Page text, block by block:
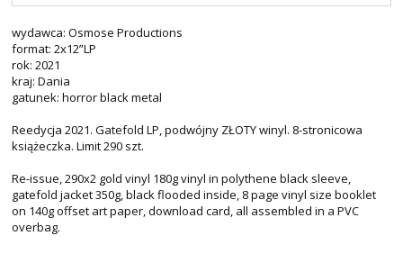
wydawca: Osmose Productions
format: 2x12”LP
rok: 2021
kraj: Dania
gatunek: horror black metal
Reedycja 2021. Gatefold LP, podwójny ZŁOTY winyl. 8-stronicowa
książeczka. Limit 290 szt.
Re-issue, 290x2 gold vinyl 180g vinyl in polythene black sleeve,
gatefold jacket 350g, black flooded inside, 8 page vinyl size booklet
on 140g offset art paper, download card, all assembled in a PVC
overbag.